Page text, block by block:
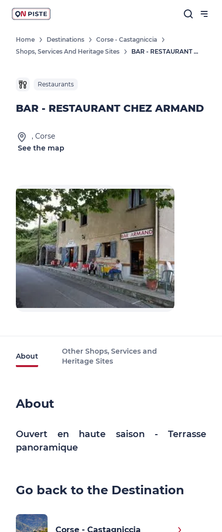
Home Destinations
Corse - Castagniccia
Shops, Services And Heritage Sites
BAR - RESTAURANT CHEZ ARMAND
Restaurants
BAR - RESTAURANT CHEZ ARMAND
, Corse
See the map
About
Other Shops, Services and
Heritage Sites
About
Ouvert en haute saison - Terrasse
panoramique
Go back to the Destination
Corse - Castagniccia